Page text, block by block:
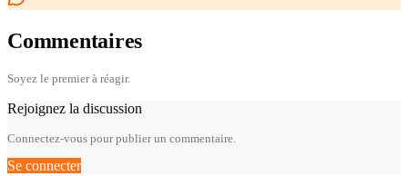
Commentaires
Soyez le premier à réagir.
Rejoignez la discussion
Connectez-vous pour publier un commentaire.
Se connecter